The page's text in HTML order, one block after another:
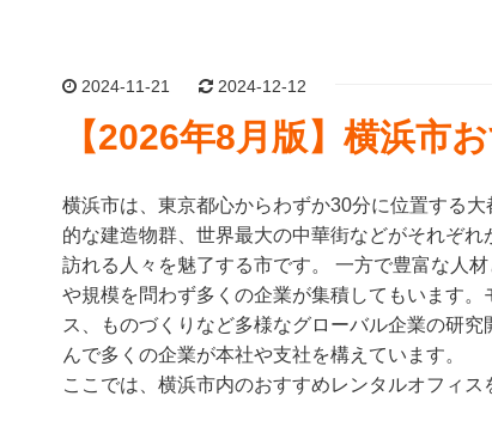
2024-11-21 2024-12-12
【2026年8月版】横浜市
横浜市は、東京都心からわずか30分に位置する
的な建造物群、世界最大の中華街などがそれぞ
訪れる人々を魅了する市です。 一方で豊富な人
や規模を問わず多くの企業が集積してもいます
ス、ものづくりなど多様なグローバル企業の研
んで多くの企業が本社や支社を構えています。
ここでは、横浜市内のおすすめレンタルオフィス